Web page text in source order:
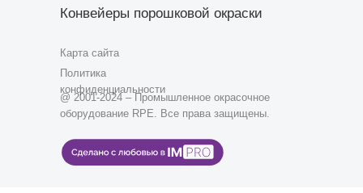
@ 2001-2024 – Промышленное окрасочное
оборудование RPE. Все права защищены.
Политика
конфиденциальности
Конвейеры порошковой окраски
Карта сайта